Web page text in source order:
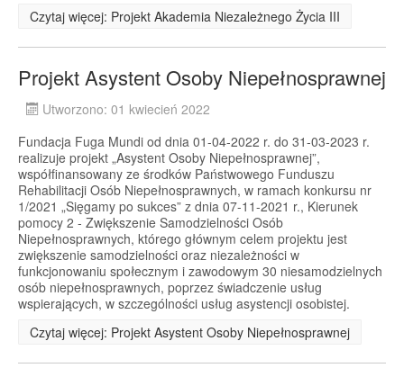
Czytaj więcej: Projekt Akademia Niezależnego Życia III
Projekt Asystent Osoby Niepełnosprawnej
Utworzono: 01 kwiecień 2022
Fundacja Fuga Mundi od dnia 01-04-2022 r. do 31-03-2023 r.
realizuje projekt „Asystent Osoby Niepełnosprawnej”,
współfinansowany ze środków Państwowego Funduszu
Rehabilitacji Osób Niepełnosprawnych, w ramach konkursu nr
1/2021 „Sięgamy po sukces” z dnia 07-11-2021 r., Kierunek
pomocy 2 - Zwiększenie Samodzielności Osób
Niepełnosprawnych, którego głównym celem projektu jest
zwiększenie samodzielności oraz niezależności w
funkcjonowaniu społecznym i zawodowym 30 niesamodzielnych
osób niepełnosprawnych, poprzez świadczenie usług
wspierających, w szczególności usług asystencji osobistej.
Czytaj więcej: Projekt Asystent Osoby Niepełnosprawnej